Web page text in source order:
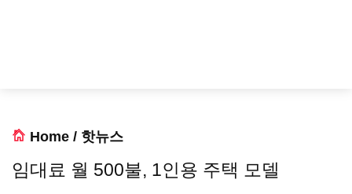
Home / 핫뉴스
임대료 월 500불, 1인용 주택 모델